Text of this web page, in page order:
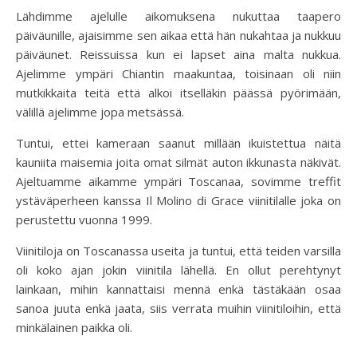
Lähdimme ajelulle aikomuksena nukuttaa taapero
päiväunille, ajaisimme sen aikaa että hän nukahtaa ja nukkuu
päiväunet. Reissuissa kun ei lapset aina malta nukkua.
Ajelimme ympäri Chiantin maakuntaa, toisinaan oli niin
mutkikkaita teitä että alkoi itselläkin päässä pyörimään,
välillä ajelimme jopa metsässä.
Tuntui, ettei kameraan saanut millään ikuistettua näitä
kauniita maisemia joita omat silmät auton ikkunasta näkivät.
Ajeltuamme aikamme ympäri Toscanaa, sovimme treffit
ystäväperheen kanssa Il Molino di Grace viinitilalle joka on
perustettu vuonna 1999.
Viinitiloja on Toscanassa useita ja tuntui, että teiden varsilla
oli koko ajan jokin viinitila lähellä. En ollut perehtynyt
lainkaan, mihin kannattaisi mennä enkä tästäkään osaa
sanoa juuta enkä jaata, siis verrata muihin viinitiloihin, että
minkälainen paikka oli.